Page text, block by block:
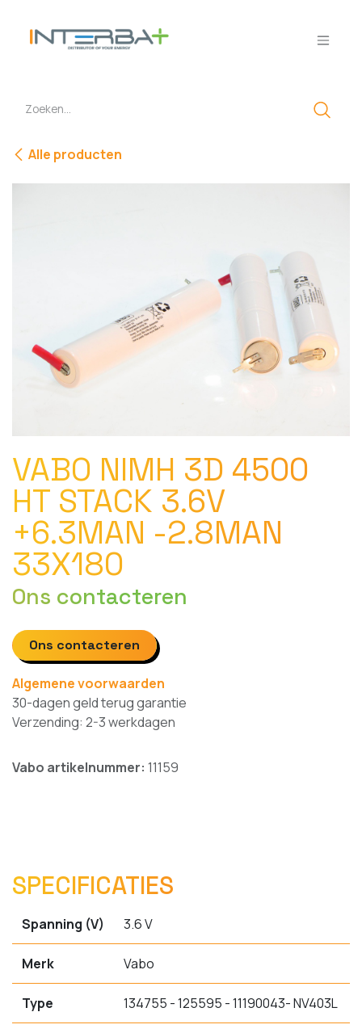
Alle producten
VABO NIMH 3D 4500
HT STACK 3.6V
+6.3MAN -2.8MAN
33X180
Ons contacteren
Ons contacteren
Algemene voorwaarden
30-dagen geld terug garantie
Verzending: 2-3 werkdagen
Vabo artikelnummer: 11159
SPECIFICATIES
Spanning (V) 3.6 V
Merk Vabo
Type 134755 - 125595 - 11190043- NV403L